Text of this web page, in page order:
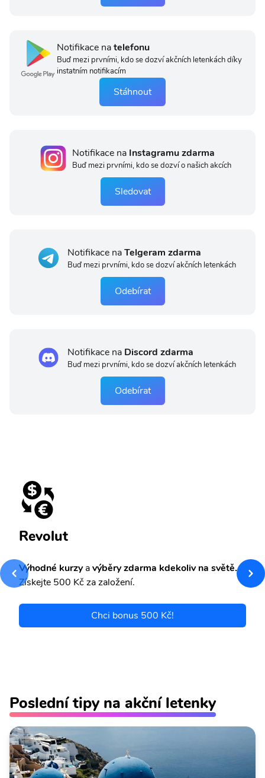
Notifikace natelefonu
Buď mezi prvními, kdo se dozví akčních letenkách díky
instatním notifikacím
Stáhnout
Notifikace na Instagramu zdarma
Buď mezi prvními, kdo se dozví o našich akcích
Sledovat
Notifikace naTelgeram zdarma
Buď mezi prvními, kdo se dozví akčních letenkách
Odebírat
Notifikace na Discord zdarma
Buď mezi prvními, kdo se dozví akčních letenkách
Odebírat
Revolut
Výhodné kurzyavýběry zdarma kdekoliv na světě.
Získejte 500 Kč za založení.
Chci bonus 500 Kč!
Poslední tipy na akční letenky